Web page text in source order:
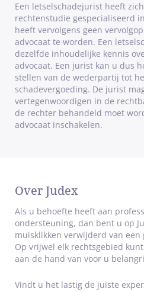
Een letselschadejurist heeft
rechtenstudie gespecialiseerd
heeft vervolgens geen
advocaat te worden. Een
dezelfde inhoudelijke kennis
advocaat. Een jurist kan u dus
stellen van de wederpartij tot
schadevergoeding. De jurist
vertegenwoordigen in de
de rechter behandeld moet
advocaat inschakelen.
Over Judex
Als u behoefte heeft aan
ondersteuning, dan bent u op
muisklikken verwijderd van een
Op vrijwel elk rechtsgebied
aan de hand van voor u
Vindt u het lastig de juiste